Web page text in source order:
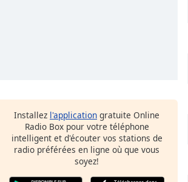
Installez l'application gratuite Online
Radio Box pour votre téléphone
intelligent et d'écouter vos stations de
radio préférées en ligne où que vous
soyez!